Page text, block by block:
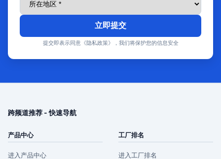
立即提交
提交即表示同意《隐私政策》，我们将保护您的信息安全
跨频道推荐 - 快速导航
产品中心
进入产品中心
工厂排名
进入工厂排名